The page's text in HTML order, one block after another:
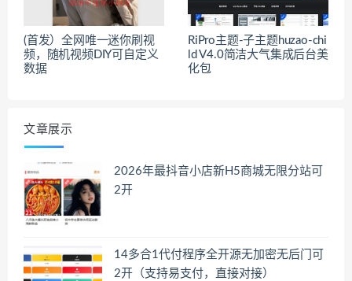
(首发）全网唯一迷你刷视
频，随机视频DIY可自定义
数据
RiPro主题-子主题huzao-chi
ld V4.0简洁大气集成后台美
化包
文章展示
2026年最抖音小店新H5商城无限分站可
2开
14多合1代付程序全开源无加密无后门可
2开（支持易支付，直接对接）